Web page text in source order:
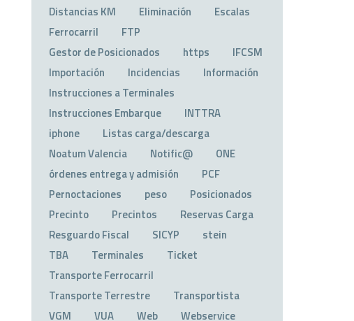
Distancias KM
Eliminación
Escalas
Ferrocarril
FTP
Gestor de Posicionados
https
IFCSM
Importación
Incidencias
Información
Instrucciones a Terminales
Instrucciones Embarque
INTTRA
iphone
Listas carga/descarga
Noatum Valencia
Notific@
ONE
órdenes entrega y admisión
PCF
Pernoctaciones
peso
Posicionados
Precinto
Precintos
Reservas Carga
Resguardo Fiscal
SICYP
stein
TBA
Terminales
Ticket
Transporte Ferrocarril
Transporte Terrestre
Transportista
VGM
VUA Web Webservice